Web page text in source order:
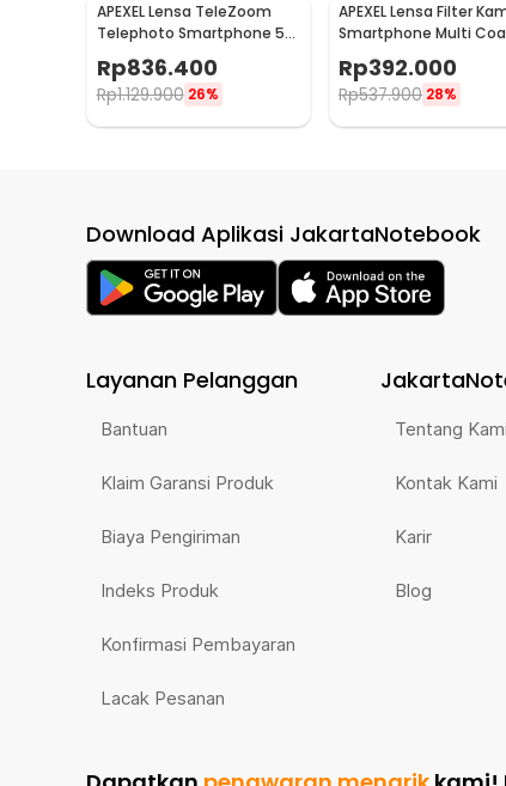
APEXEL Lensa TeleZoom
Telephoto Smartphone 5-
10X Clip On - APL-TM5-10X
Rp836.400
Rp1.129.900 26%
APEXEL Lensa Filter
Smartphone Multi
3in1 Clip 67mm - APL-
67FL3S
Rp392.000
Rp537.900 28%
Download Aplikasi JakartaNotebook
Layanan Pelanggan
Bantuan
Klaim Garansi Produk
Biaya Pengiriman
Indeks Produk
Konfirmasi Pembayaran
Lacak Pesanan
Tentang Kami
Kontak Kami
Karir
Blog